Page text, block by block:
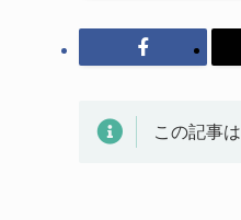
この記事は